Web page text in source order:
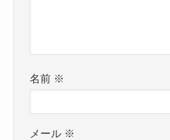
名前 ※
メール ※